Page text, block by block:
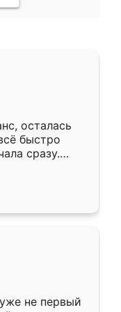
осталась
быстро
сразу.
подошёл к
Собрали
даже
не первый